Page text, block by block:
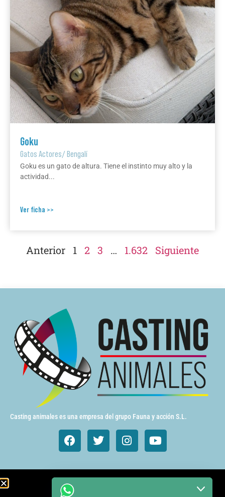
Goku
Gatos Actores/Bengalí
Goku es un gato de altura. Tiene el instinto muy alto y la
actividad...
Ver ficha >>
Anterior 1 2 3 … 1.632 Siguiente
Casting animales es una empresa del grupo Fauna y acción S.L.
Animales de cine y TV